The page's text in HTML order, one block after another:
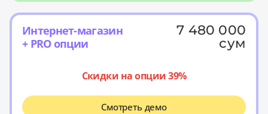
Интернет-магазин
+ PRO опции
7 480 000
сум
Скидки на опции 39%
Смотреть демо